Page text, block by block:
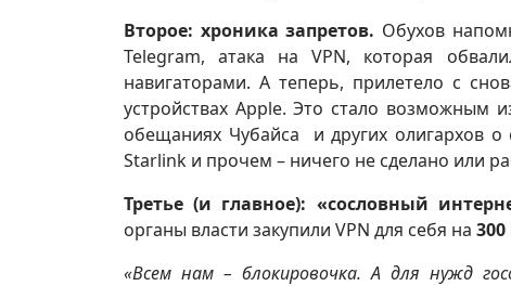
Второе: хроника запретов. Обухов
Telegram, атака на VPN, которая
навигаторами. А теперь, прилетело с
устройствах Apple. Это стало возможным
обещаниях Чубайса и других олигархов
Starlink и прочем – ничего не сделано или
Третье (и главное): «сословный
органы власти закупили VPN для себя на
«Всем нам – блокировочка. А для нужд